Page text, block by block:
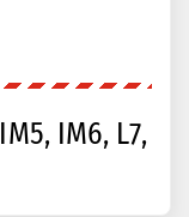
IM6, L7,